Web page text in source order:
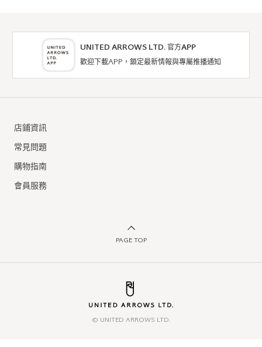
UNITED ARROWS LTD. 官方APP
歡迎下載APP，鎖定最新情報與專屬推播通知
店鋪資訊
常見問題
購物指南
會員服務
PAGE TOP
© UNITED ARROWS LTD.